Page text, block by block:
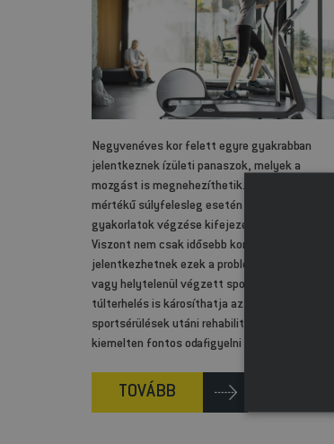
Negyvenéves kor felett egyre gyakrabban
jelentkeznek ízületi panaszok, melyek a
mozgást is megnehezíthetik. Nagyobb
mértékű súlyfelesleg esetén egyes
gyakorlatok végzése kifejezetten ellenjavallt.
Viszont nem csak idősebb korban
jelentkezhetnek ezek a problémák. A túl sok
vagy helytelenül végzett sport által okozott
túlterhelés is károsíthatja az ízületeket. A
sportsérülések utáni rehabilitáció során
kiemelten fontos odafigyelni a kíméletességre.
TOVÁBB